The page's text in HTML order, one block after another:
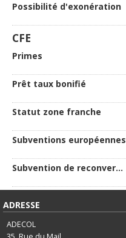
Possibilité d'exonération
CFE
Primes
Prêt taux bonifié
Statut zone franche
Subventions européennes
Subvention de reconversion
ADRESSE
ADECOL